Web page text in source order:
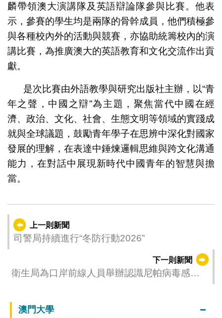
麟帶領澳大演講隊及英語辯論隊參與比賽。他表
示，參賽的學生均是兩隊的骨幹成員，他們積極參
與各種校內外的活動與競賽，亦協助統籌校內的演
講比賽，為推廣澳大的英語教育和文化交流作出貢
獻。
是次比賽由外語教學與研究出版社主辦，以“青
年之聲，中國之辯”為主題，聚焦當代中國在經
濟、政治、文化、社會、生態文明等領域的實踐成
就與全球議題，鼓勵青年學子在思辨中深化對國家
發展的理解，在表達中錘煉邏輯思維與跨文化溝通
能力，在對話中展現新時代中國青年的智慧與擔
當。
上一則新聞
司警局持續進行“冬防行動2026”
下一則新聞
衛生局為口岸前線人員舉辦認識尼帕病毒感染
澳門大學